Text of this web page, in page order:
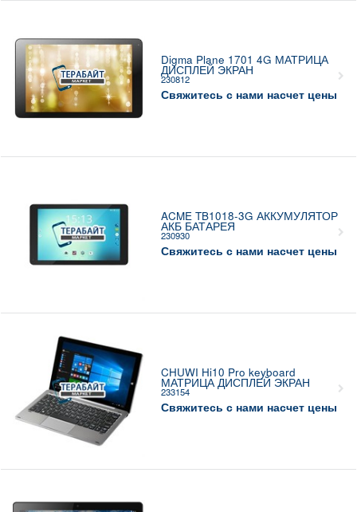
Digma Plane 1701 4G МАТРИЦА
ДИСПЛЕЙ ЭКРАН
230812
Свяжитесь с нами насчет цены
ACME TB1018-3G АККУМУЛЯТОР
АКБ БАТАРЕЯ
230930
Свяжитесь с нами насчет цены
CHUWI Hi10 Pro keyboard
МАТРИЦА ДИСПЛЕЙ ЭКРАН
233154
Свяжитесь с нами насчет цены